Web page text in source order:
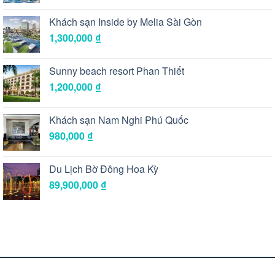
Khách sạn Inside by Melia Sài Gòn
1,300,000 ₫
Sunny beach resort Phan Thiết
1,200,000 ₫
Khách sạn Nam Nghi Phú Quốc
980,000 ₫
Du Lịch Bờ Đông Hoa Kỳ
89,900,000 ₫